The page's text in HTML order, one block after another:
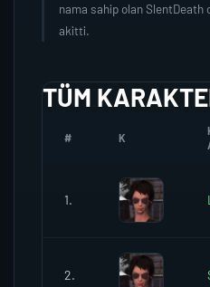
nama sahip olan SlentDeath
akitti.
TÜM
# K
1.
2.